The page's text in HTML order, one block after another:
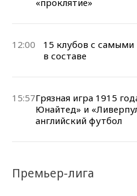
12:00
15 клубов с
в составе
15:57Грязная игра 1915
Юнайтед» и
английский футбол
Премьер-лига